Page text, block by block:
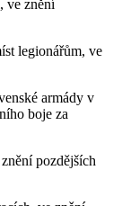
ve znění
legionářům, ve
armády v
boje za
pozdějších